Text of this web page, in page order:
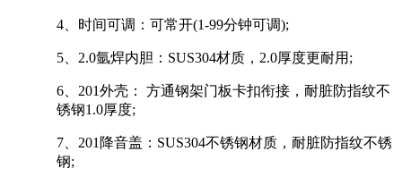
4、时间可调：可常开(1-99分钟可调);
5、2.0氩焊内胆：SUS304材质，2.0厚度更耐用;
6、201外壳： 方通钢架门板卡扣衔接，耐脏防指纹不
锈钢1.0厚度;
7、201降音盖：SUS304不锈钢材质，耐脏防指纹不锈
钢;